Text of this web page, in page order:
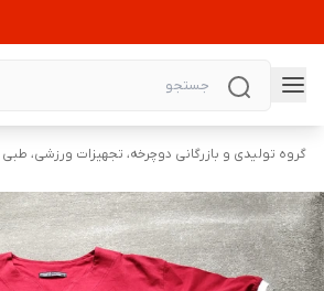
گروه تولیدی و بازرگانی دوچرخه، تجهیزات ورزشی،